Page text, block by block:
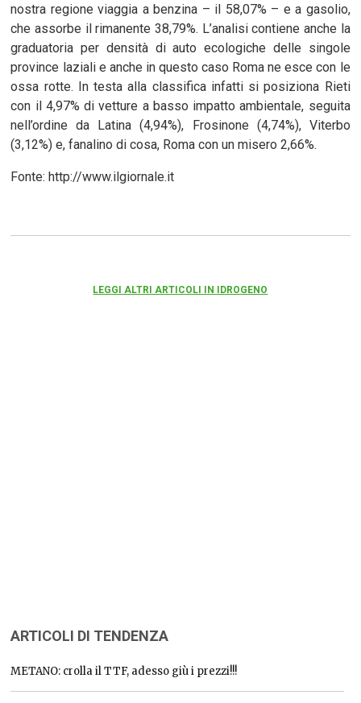
nostra regione viaggia a benzina – il 58,07% – e a gasolio,
che assorbe il rimanente 38,79%. L’analisi contiene anche la
graduatoria per densità di auto ecologiche delle singole
province laziali e anche in questo caso Roma ne esce con le
ossa rotte. In testa alla classifica infatti si posiziona Rieti
con il 4,97% di vetture a basso impatto ambientale, seguita
nell’ordine da Latina (4,94%), Frosinone (4,74%), Viterbo
(3,12%) e, fanalino di cosa, Roma con un misero 2,66%.
Fonte: http://www.ilgiornale.it
LEGGI ALTRI ARTICOLI IN IDROGENO
ARTICOLI DI TENDENZA
METANO: crolla il TTF, adesso giù i prezzi!!!